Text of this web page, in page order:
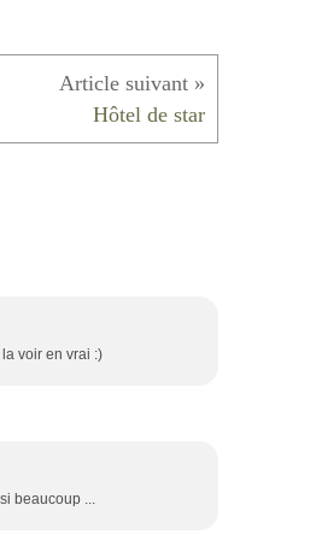
Hôtel de star
voir en vrai :)
beaucoup ...